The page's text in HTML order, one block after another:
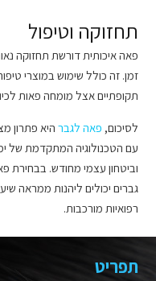
תחזוקה וטיפול
פאה איכותית דורשת תחזוקה
זמן. זה כולל שימוש במוצרי
תקופתיים אצל מומחה פאות
לסיכום, פאה לגבר היא פתרון
עם הטכנולוגיה המתקדמת של
וביטחון עצמי מחודש. בבחירת
גברים יכולים ליהנות ממראה
רפואיות מורכבות.
תפריט